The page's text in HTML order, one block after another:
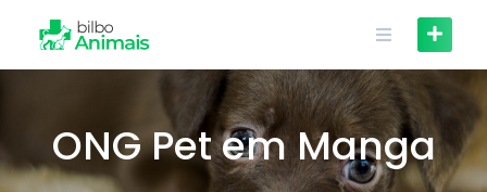
content
ONG Pet em Manga